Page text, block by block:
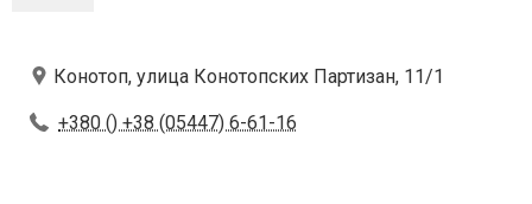
Конотоп, улица Конотопских Партизан, 11/1
+380 () +38 (05447) 6-61-16